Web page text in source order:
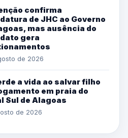
confirma
de JHC ao Governo
mas ausência do
gera
de 2026
a vida ao salvar filho
em praia do
Sul de Alagoas
de 2026